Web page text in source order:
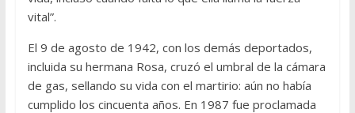
vital”.
El 9 de agosto de 1942, con los demás deportados,
incluida su hermana Rosa, cruzó el umbral de la cámara
de gas, sellando su vida con el martirio: aún no había
cumplido los cincuenta años. En 1987 fue proclamada